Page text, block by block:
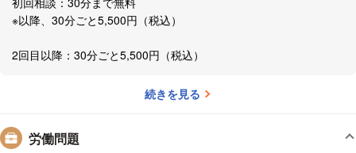
お困りの状況について十分にお話をお聞きし、法的にどのよう
段（交渉、調停、訴訟など）について話し合って決定します。
▼密なコミュニケーション
応できるよう努めております。
※以降、30分ごと5,500円（税込）
2回目以降：30分ごと5,500円（税込）
続きを見る
労働問題